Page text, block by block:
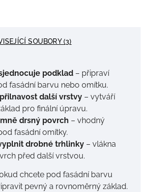
SOUBORY (3)
podklad – připraví
fasádní barvu nebo omítku.
další vrstvy – vytváří
pro finální úpravu.
drsný povrch – vhodný
fasádní omítky.
drobné trhlinky – vlákna
před další vrstvou.
chcete pod fasádní barvu
pevný a rovnoměrný základ.